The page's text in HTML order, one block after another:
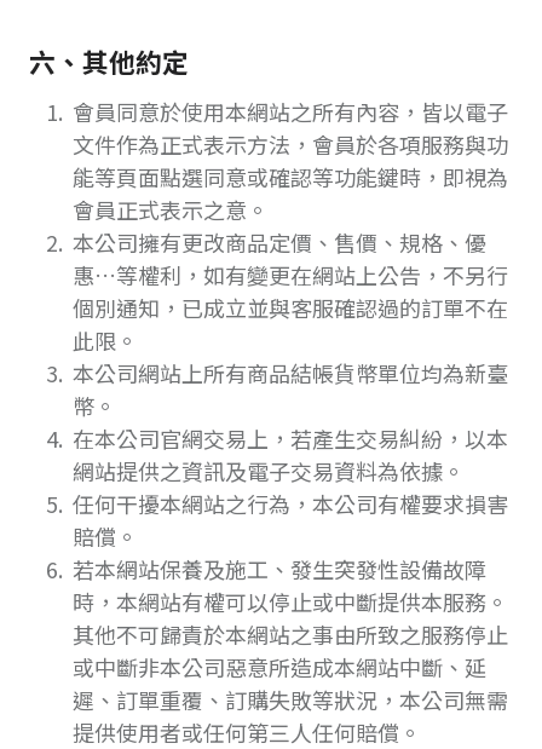
六、其他約定
會員同意於使用本網站之所有內容，皆以電子
文件作為正式表示方法，會員於各項服務與功
能等頁面點選同意或確認等功能鍵時，即視為
會員正式表示之意。
本公司擁有更改商品定價、售價、規格、優
惠…等權利，如有變更在網站上公告，不另行
個別通知，已成立並與客服確認過的訂單不在
此限。
本公司網站上所有商品結帳貨幣單位均為新臺
幣。
在本公司官網交易上，若產生交易糾紛，以本
網站提供之資訊及電子交易資料為依據。
任何干擾本網站之行為，本公司有權要求損害
賠償。
若本網站保養及施工、發生突發性設備故障
時，本網站有權可以停止或中斷提供本服務。
其他不可歸責於本網站之事由所致之服務停止
或中斷非本公司惡意所造成本網站中斷、延
遲、訂單重覆、訂購失敗等狀況，本公司無需
提供使用者或任何第三人任何賠償。